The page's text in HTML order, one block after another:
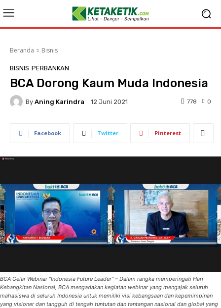
Beranda Bisnis
BISNIS PERBANKAN
BCA Dorong Kaum Muda Indonesia
By Aning Karindra 12 Juni 2021 0
778
Facebook Twitter Pinterest
BCA Gelar Webinar “Indonesia Future Leader” – Dalam rangka memperingati Hari
Kebangkitan Nasional, BCA mengadakan kegiatan webinar yang mengajak seluruh
mahasiswa di seluruh Indonesia untuk memiliki visi kebangsaan dan kepemimpinan
yang visioner dan tangguh di tengah tuntutan dan tantangan nasional dan global yang